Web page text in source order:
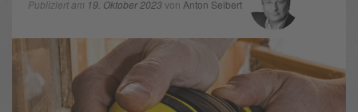
Publiziert am 19. Oktober 2023von Anton Seibert